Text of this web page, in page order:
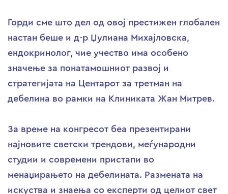
Горди сме што дел од овој престижен глобален
настан беше и д-р Џулиана Михајловска,
ендокринолог, чие учество има особено
значење за понатамошниот развој и
стратегијата на Центарот за третман на
дебелина во рамки на Клиниката Жан Митрев.
За време на конгресот беа презентирани
најновите светски трендови, меѓународни
студии и современи пристапи во
менаџирањето на дебелината. Размената на
искуства и знаења со експерти од целиот свет